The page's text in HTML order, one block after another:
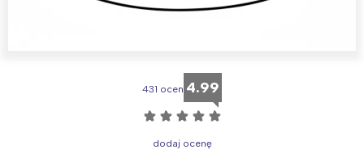
431 ocen 4.99
☆ ☆ ☆ ☆ ☆
dodaj ocenę